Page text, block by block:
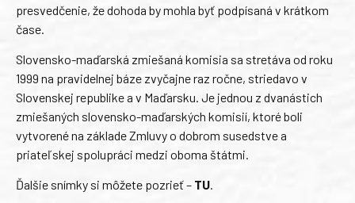
presvedčenie, že dohoda by mohla byť podpísaná v krátkom
čase.
Slovensko-maďarská zmiešaná komisia sa stretáva od roku
1999 na pravidelnej báze zvyčajne raz ročne, striedavo v
Slovenskej republike a v Maďarsku. Je jednou z dvanástich
zmiešaných slovensko-maďarských komisií, ktoré boli
vytvorené na základe Zmluvy o dobrom susedstve a
priateľskej spolupráci medzi oboma štátmi.
Ďalšie snímky si môžete pozrieť – TU.